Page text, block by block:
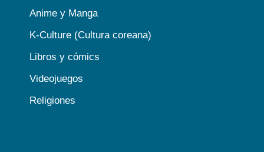
Anime y Manga
K-Culture (Cultura coreana)
Libros y cómics
Videojuegos
Religiones